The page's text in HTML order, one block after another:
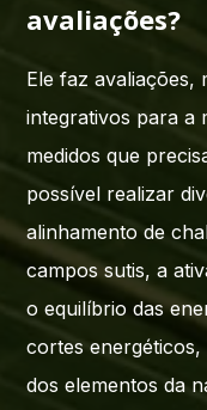
avaliações?
Ele faz avaliações,
integrativos para a
medidos que
possível realizar
alinhamento de
campos sutis, a
o equilíbrio das
cortes
dos elementos da